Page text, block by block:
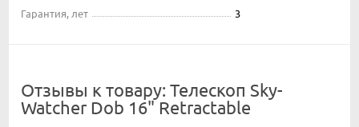
Гарантия, лет
3
Отзывы к товару: Телескоп Sky-
Watcher Dob 16" Retractable